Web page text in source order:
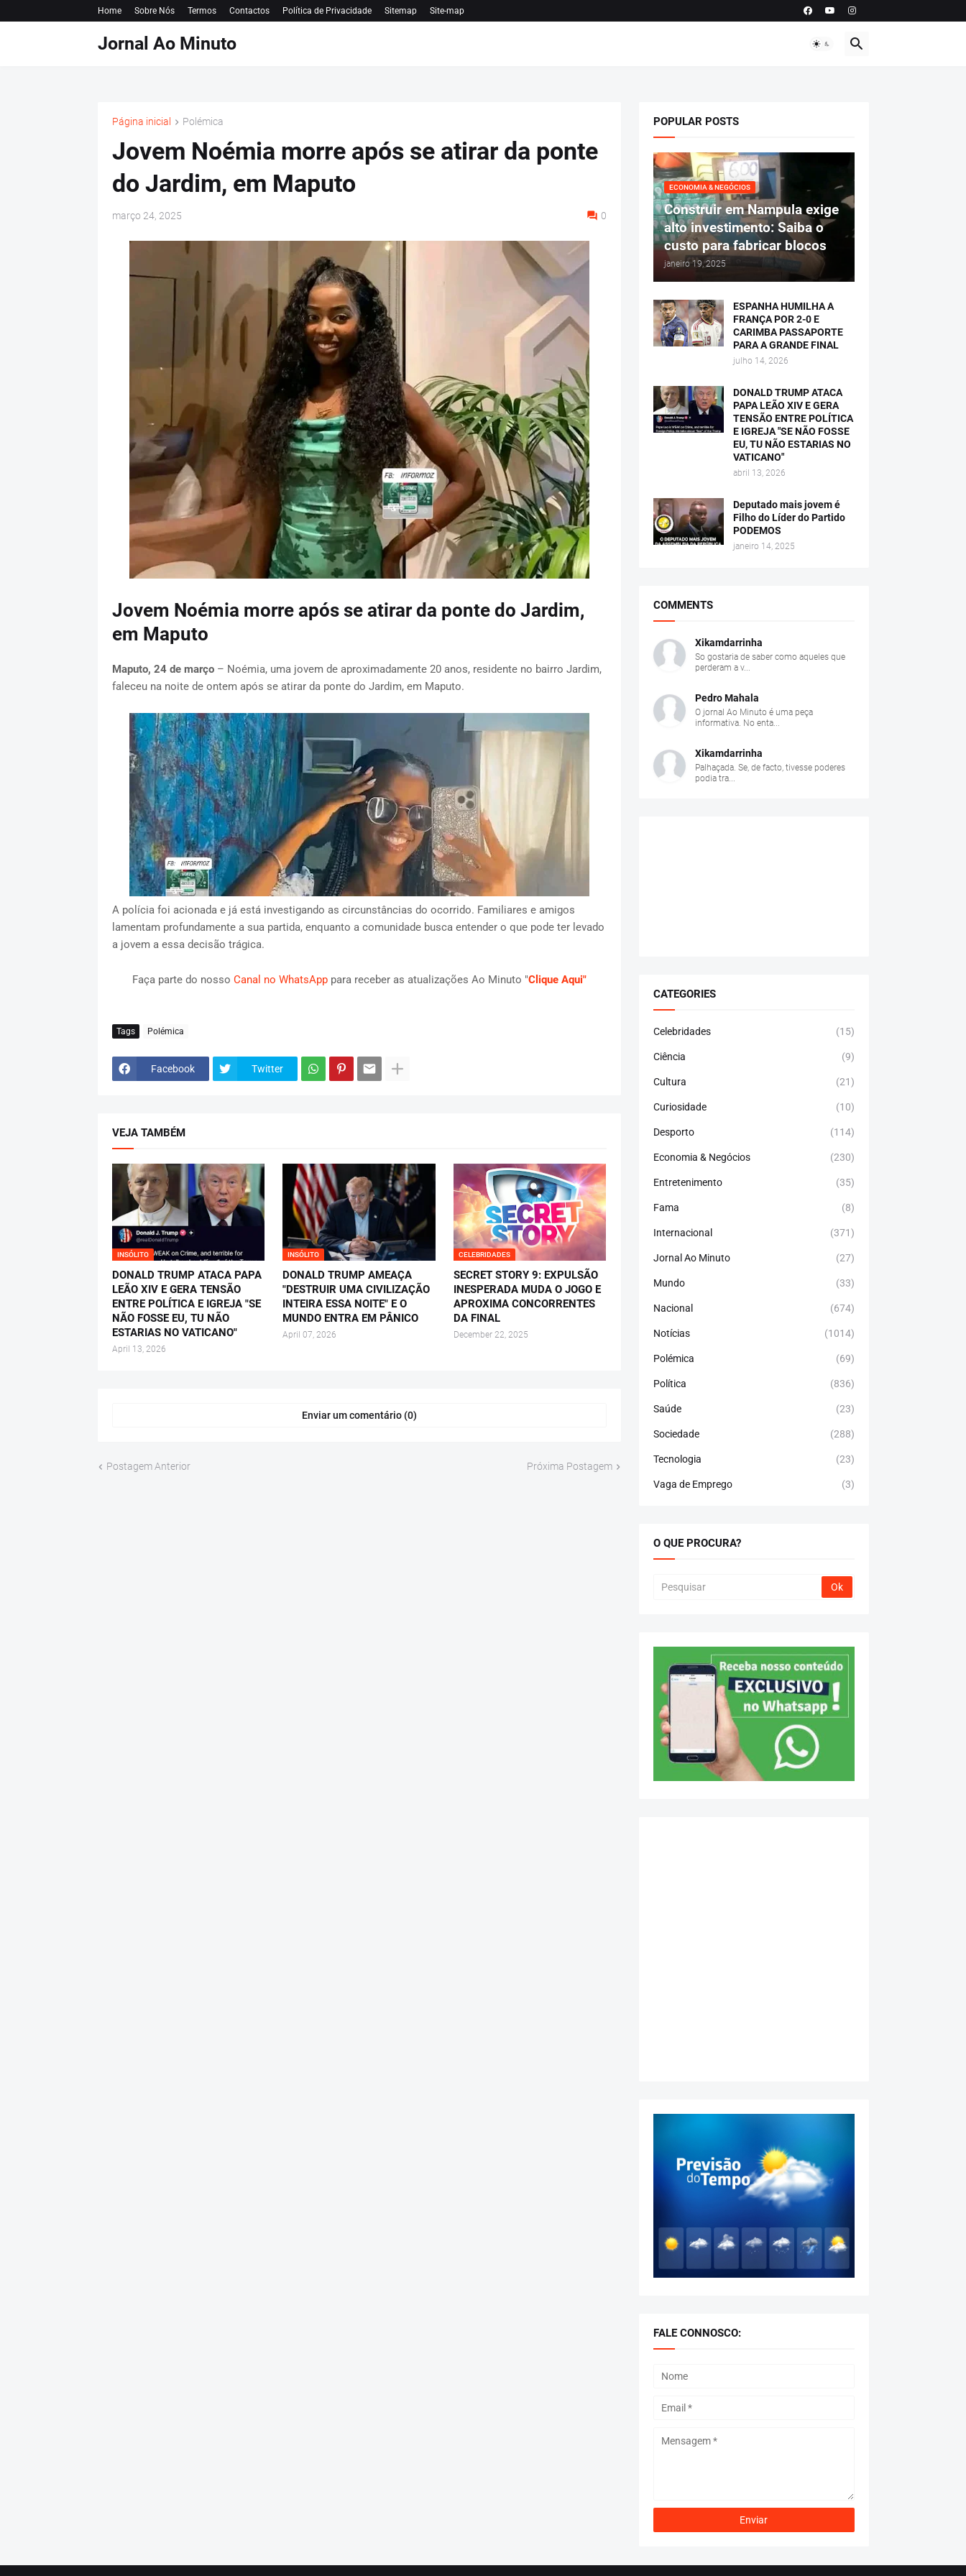
Home Sobre Nós Termos Contactos Política de Privacidade Sitemap Site-map
Jornal Ao Minuto
Página inicial Polémica
Jovem Noémia morre após se atirar da ponte
do Jardim, em Maputo
março 24, 2025 0
Jovem Noémia morre após se atirar da ponte do Jardim,
em Maputo
Maputo, 24 de março– Noémia, uma jovem de aproximadamente 20 anos, residente no bairro Jardim,
faleceu na noite de ontem após se atirar da ponte do Jardim, em Maputo.
A polícia foi acionada e já está investigando as circunstâncias do ocorrido. Familiares e amigos
lamentam profundamente a sua partida, enquanto a comunidade busca entender o que pode ter levado
a jovem a essa decisão trágica.
Faça parte do nosso Canal no WhatsApppara receber as atualizações Ao Minuto "Clique Aqui"
Tags Polémica
Facebook Twitter
VEJA TAMBÉM
INSÓLITO
DONALD TRUMP ATACA PAPA
LEÃO XIV E GERA TENSÃO
ENTRE POLÍTICA E IGREJA "SE
NÃO FOSSE EU, TU NÃO
ESTARIAS NO VATICANO"
April 13, 2026
INSÓLITO
DONALD TRUMP AMEAÇA
"DESTRUIR UMA CIVILIZAÇÃO
INTEIRA ESSA NOITE" E O
MUNDO ENTRA EM PÂNICO
April 07, 2026
CELEBRIDADES
SECRET STORY 9: EXPULSÃO
INESPERADA MUDA O JOGO E
APROXIMA CONCORRENTES
DA FINAL
December 22, 2025
Enviar um comentário (0)
Postagem Anterior Próxima Postagem
POPULAR POSTS
ECONOMIA & NEGÓCIOS
Construir em Nampula exige
alto investimento: Saiba o
custo para fabricar blocos
janeiro 19, 2025
ESPANHA HUMILHA A
FRANÇA POR 2-0 E
CARIMBA PASSAPORTE
PARA A GRANDE FINAL
julho 14, 2026
DONALD TRUMP ATACA
PAPA LEÃO XIV E GERA
TENSÃO ENTRE POLÍTICA
E IGREJA "SE NÃO FOSSE
EU, TU NÃO ESTARIAS NO
VATICANO"
abril 13, 2026
Deputado mais jovem é
Filho do Líder do Partido
PODEMOS
janeiro 14, 2025
COMMENTS
Xikamdarrinha
So gostaria de saber como aqueles que
perderam a v...
Pedro Mahala
O jornal Ao Minuto é uma peça
informativa. No enta...
Xikamdarrinha
Palhaçada. Se, de facto, tivesse poderes
podia tra...
CATEGORIES
Celebridades (15)
Ciência (9)
Cultura (21)
Curiosidade (10)
Desporto (114)
Economia & Negócios (230)
Entretenimento (35)
Fama (8)
Internacional (371)
Jornal Ao Minuto (27)
Mundo (33)
Nacional (674)
Notícias (1014)
Polémica (69)
Política (836)
Saúde (23)
Sociedade (288)
Tecnologia (23)
Vaga de Emprego (3)
O QUE PROCURA?
FALE CONNOSCO: